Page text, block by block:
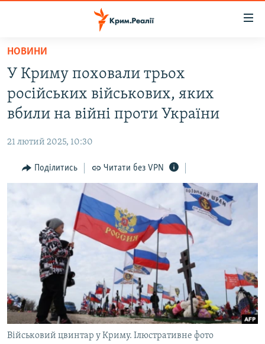
Перейти
основного
матеріалу
Перейти
до
основної
Перейти
до
ВОДА.КРИМ
ВІДЕО ТА ФОТО
БЛОГИ
ПОГЛЯД
СПЕЦПРОЕКТИ
ДЕПОРТАЦІЯ
ВІДЕОУРОКИ «ELIFBE»
СВІДЧЕННЯ ОКУПАЦІЇ
УКРАЇНСЬКА ПРОБЛЕМА КРИМУ
ІНФОГРАФІКА
ЯК ОБІЙТИ БЛОКУВАННЯ
Русский
Qırımtatar
ДОЛУЧАЙСЯ!
НОВИНИ
У Криму поховали трьох
російських військових, яких
вбили на війні проти України
21 лютий 2025, 10:30
Поділитись Читати без VPN
Військовий цвинтар у Криму. Ілюстративне фото